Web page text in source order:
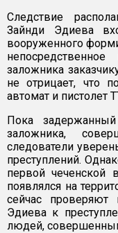
Следствие
Зайнди Эдиева
вооруженного
заложника
не отрицает, что
автомат и пистолет
Пока
заложника,
следователи
преступлений.
первой
появлялся на
сейчас проверяют
Эдиева к
людей,